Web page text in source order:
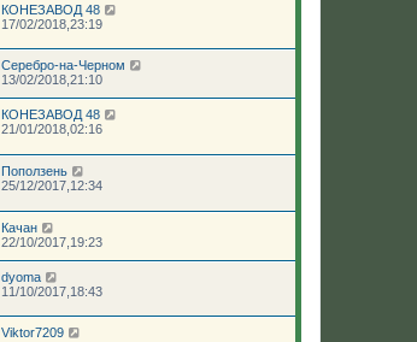
КОНЕЗАВОД 48
17/02/2018,23:19
Серебро-на-Черном
13/02/2018,21:10
КОНЕЗАВОД 48
21/01/2018,02:16
Поползень
25/12/2017,12:34
Качан
22/10/2017,19:23
dyoma
11/10/2017,18:43
Viktor7209